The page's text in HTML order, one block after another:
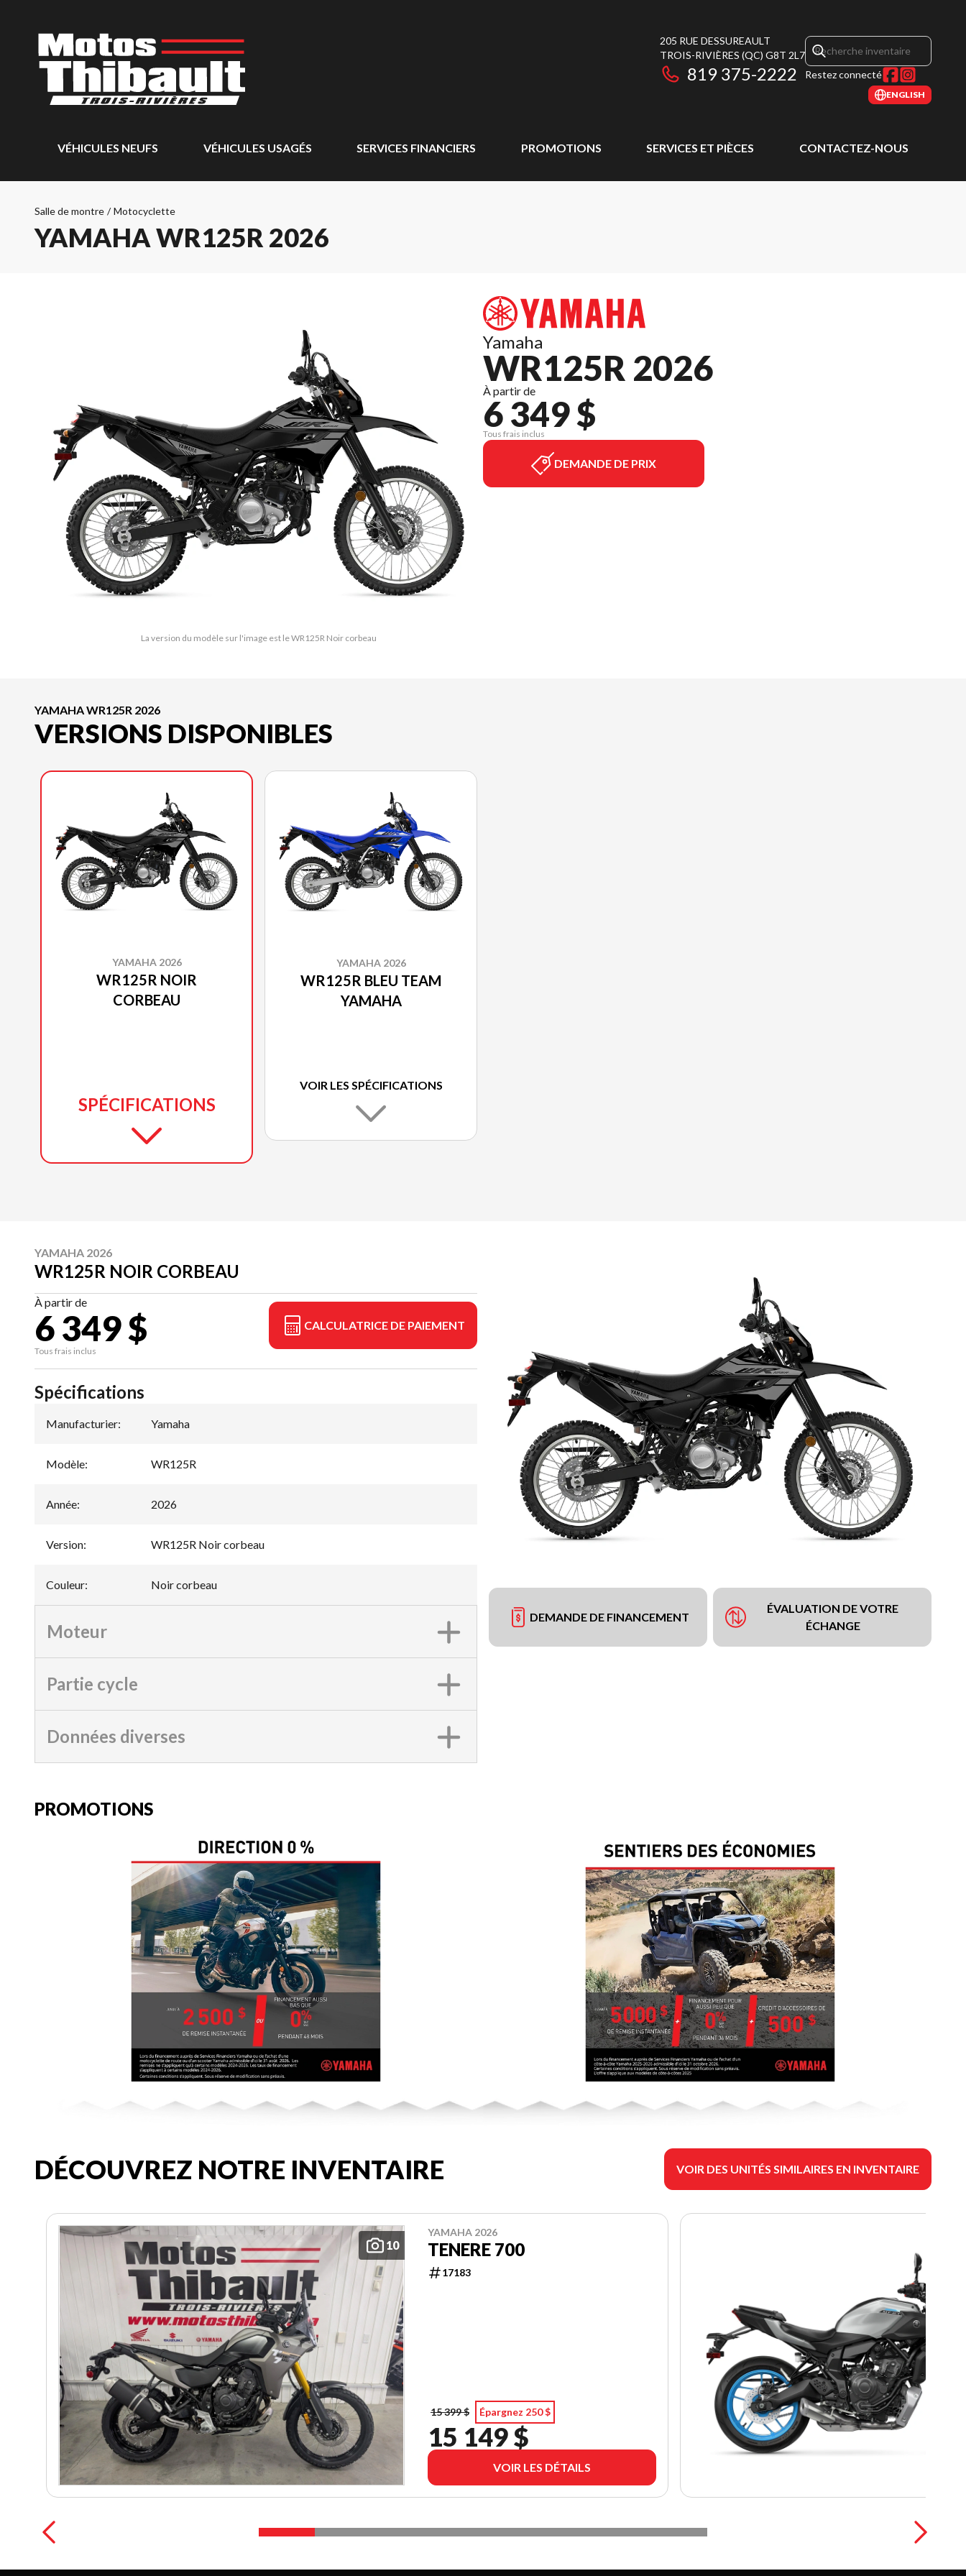
205 RUE DESSUREAULT
TROIS-RIVIÈRES (QC) G8T 2L7
819 375-2222 Restez connecté
ENGLISH
VÉHICULES NEUFS VÉHICULES USAGÉS SERVICES FINANCIERS PROMOTIONS SERVICES ET PIÈCES CONTACTEZ-NOUS
Salle de montre / Motocyclette
YAMAHA WR125R 2026
La version du modèle sur l'image est le WR125R Noir corbeau
Yamaha
WR125R 2026
À partir de
6 349 $
Tous frais inclus
DEMANDE DE PRIX
YAMAHA WR125R 2026
VERSIONS DISPONIBLES
YAMAHA 2026
WR125R NOIR
CORBEAU
SPÉCIFICATIONS
YAMAHA 2026
WR125R BLEU TEAM
YAMAHA
VOIR LES SPÉCIFICATIONS
YAMAHA 2026
WR125R NOIR CORBEAU
À partir de
6 349 $
Tous frais inclus
CALCULATRICE DE PAIEMENT
DEMANDE DE FINANCEMENT
ÉVALUATION DE VOTRE
ÉCHANGE
Spécifications
Manufacturier: Yamaha
Modèle: WR125R
Année: 2026
Version: WR125R Noir corbeau
Couleur: Noir corbeau
Moteur
Partie cycle
Données diverses
PROMOTIONS
DÉCOUVREZ NOTRE INVENTAIRE VOIR DES UNITÉS SIMILAIRES EN INVENTAIRE
10
YAMAHA 2026
TENERE 700
17183
15 399 $ Épargnez 250 $
15 149 $
VOIR LES DÉTAILS